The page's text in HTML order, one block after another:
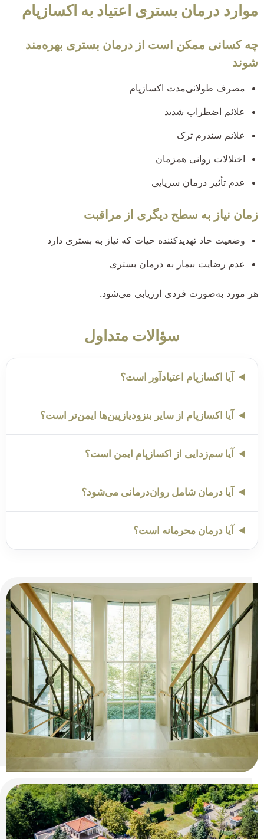
موارد درمان بستری اعتیاد به اکسازپام
چه کسانی ممکن است از درمان بستری بهره‌مند
شوند
مصرف طولانی‌مدت اکسازپام
علائم اضطراب شدید
علائم سندرم ترک
اختلالات روانی همزمان
عدم تأثیر درمان سرپایی
زمان نیاز به سطح دیگری از مراقبت
وضعیت حاد تهدیدکننده حیات که نیاز به بستری دارد
عدم رضایت بیمار به درمان بستری
هر مورد به‌صورت فردی ارزیابی می‌شود.
سؤالات متداول
آیا اکسازپام اعتیادآور است؟
آیا اکسازپام از سایر بنزودیازپین‌ها ایمن‌تر است؟
آیا سم‌زدایی از اکسازپام ایمن است؟
آیا درمان شامل روان‌درمانی می‌شود؟
آیا درمان محرمانه است؟